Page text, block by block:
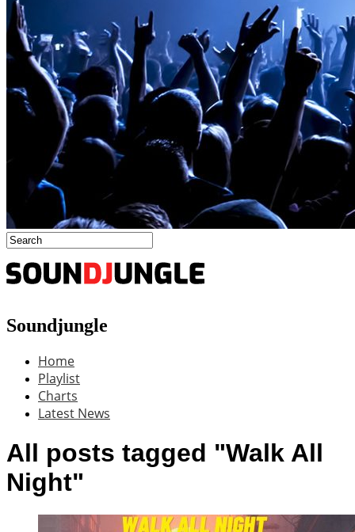
Soundjungle
Home
Playlist
Charts
Latest News
All posts tagged "Walk All
Night"